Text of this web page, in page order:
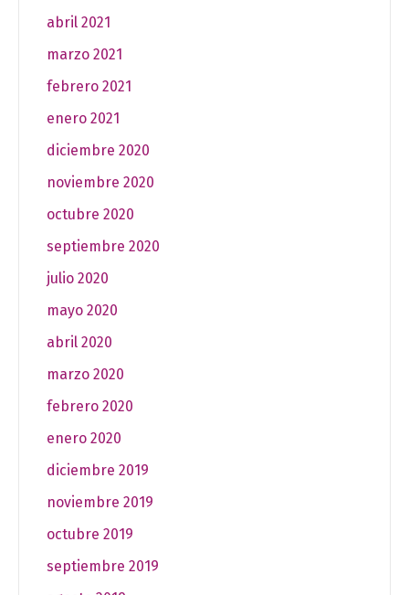
abril 2021
marzo 2021
febrero 2021
enero 2021
diciembre 2020
noviembre 2020
octubre 2020
septiembre 2020
julio 2020
mayo 2020
abril 2020
marzo 2020
febrero 2020
enero 2020
diciembre 2019
noviembre 2019
octubre 2019
septiembre 2019